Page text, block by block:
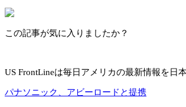
この記事が気に入りましたか？
US FrontLineは毎日アメリカの最新情報を日
パナソニック、アビーロードと提携